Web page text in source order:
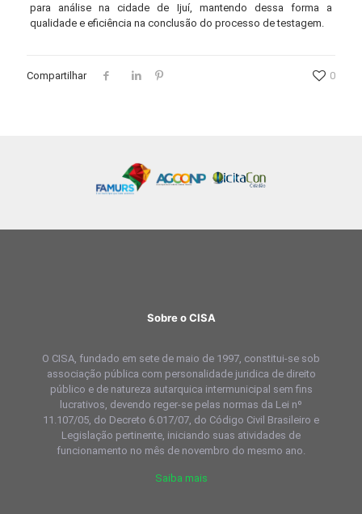
para análise na cidade de Ijuí, mantendo dessa forma a
qualidade e eficiência na conclusão do processo de testagem.
Compartilhar 0
Sobre o CISA
O CISA, fundado em sete de maio de 1997, constitui-se sob
associação pública com personalidade juridica de direito
público e de natureza autarquica intermunicipal sem fins
lucrativos, devendo reger-se pelas normas da Lei nº
11.107/05, do Decreto 6.017/07, do Código Civil Brasileiro e
Legislação pertinente, iniciando suas atividades de
funcionamento no mês de novembro do mesmo ano.
Saiba mais